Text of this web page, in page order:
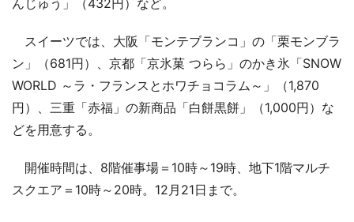
スイーツでは、大阪「モンテブランコ」の「栗モンブラ
ン」（681円）、京都「京氷菓 つらら」のかき氷「SNOW
WORLD ～ラ・フランスとホワチョコラム～」（1,870
円）、三重「赤福」の新商品「白餅黒餅」（1,000円）な
どを用意する。
開催時間は、8階催事場＝10時～19時、地下1階マルチ
スクエア＝10時～20時。12月21日まで。